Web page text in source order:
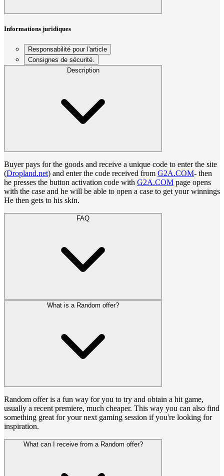
Informations juridiques
Responsabilité pour l'article
Consignes de sécurité.
Description
Buyer pays for the goods and receive a unique code to enter the site
(Dropland.net) and enter the code received from G2A.COM- then
he presses the button activation code with G2A.COM page opens
with the case and he will be able to open a case to get your winnings
He then gets to his skin.
FAQ
What is a Random offer?
Random offer is a fun way for you to try and obtain a hit game,
usually a recent premiere, much cheaper. This way you can also find
something great for your next gaming session if you're looking for
inspiration.
What can I receive from a Random offer?